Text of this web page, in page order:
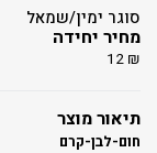
סוגר ימין/שמאל
מחיר יחידה
12 ₪
תיאור מוצר
חום-לבן-קרם